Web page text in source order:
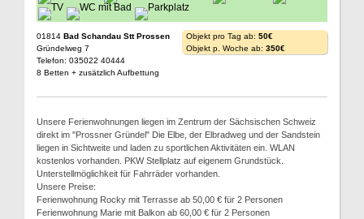
01814 Bad Schandau Stt Prossen
Gründelweg 7
Telefon: 035022 40444
8 Betten + zusätzlich Aufbettung
Objekt pro Tag ab: 50€
Objekt p. Woche ab: 350€
Unsere Ferienwohnungen liegen im Zentrum der Sächsischen Schweiz
direkt im "Prossner Gründel" Die Elbe, der Elbradweg und der Sandstein
liegen in Sichtweite und laden zu sportlichen Aktivitäten ein. WLAN
kostenlos vorhanden. PKW Stellplatz auf eigenem Grundstück.
Unterstellmöglichkeit für Fahrräder vorhanden.
Unsere Preise:
Ferienwohnung Rocky mit Terrasse ab 50,00 € für 2 Personen
Ferienwohnung Marie mit Balkon ab 60,00 € für 2 Personen